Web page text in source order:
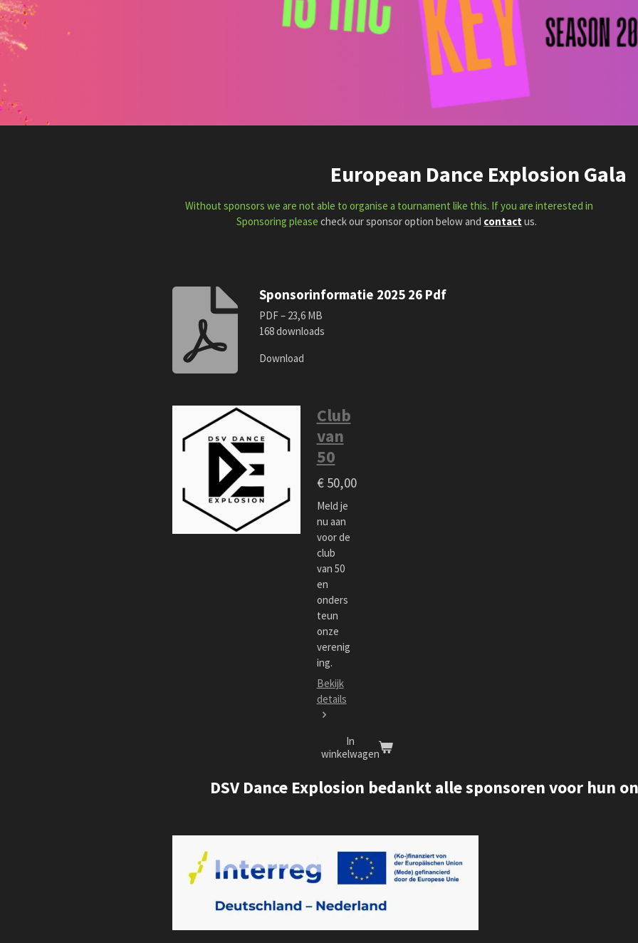
European Dance Explosion Gala
Without sponsors we are not able to organise a tournament like this. If you are interested in
Sponsoring please check our sponsor option below and contact us.
Sponsorinformatie 2025 26 Pdf
PDF – 23,6 MB
168 downloads
Download
Club
van
50
€ 50,00
Meld je
nu aan
voor de
club
van 50
en
onders
teun
onze
verenig
ing.
Bekijk
details
In
winkelwagen
DSV Dance Explosion bedankt alle sponsoren voor hun